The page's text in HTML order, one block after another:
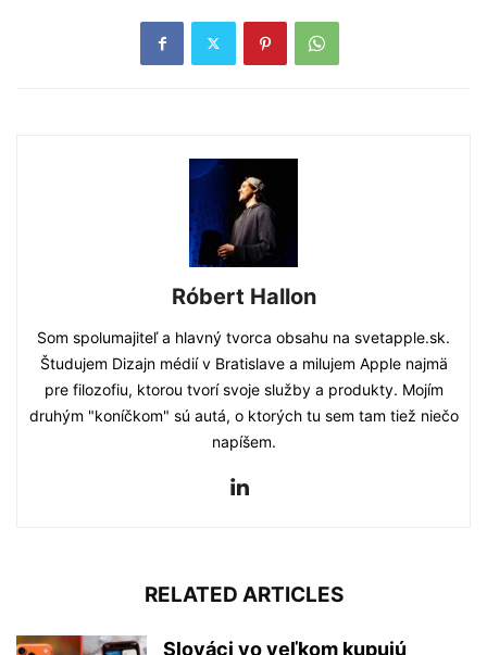
Róbert Hallon
Som spolumajiteľ a hlavný tvorca obsahu na svetapple.sk.
Študujem Dizajn médií v Bratislave a milujem Apple najmä
pre filozofiu, ktorou tvorí svoje služby a produkty. Mojím
druhým "koníčkom" sú autá, o ktorých tu sem tam tiež niečo
napíšem.
RELATED ARTICLES
Slováci vo veľkom kupujú